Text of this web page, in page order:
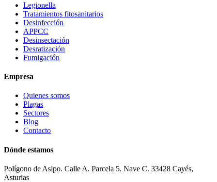
Legionella
Tratamientos fitosanitarios
Desinfección
APPCC
Desinsectación
Desratización
Fumigación
Empresa
Quienes somos
Plagas
Sectores
Blog
Contacto
Dónde estamos
Polígono de Asipo. Calle A. Parcela 5. Nave C. 33428 Cayés,
Asturias